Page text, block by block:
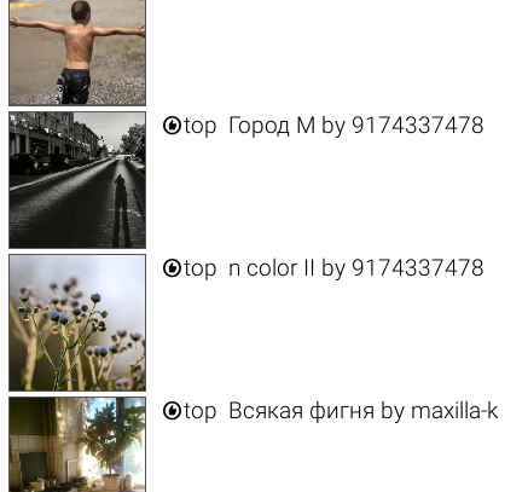
top Город M by 9174337478
top n color II by 9174337478
top Всякая фигня by maxilla-k